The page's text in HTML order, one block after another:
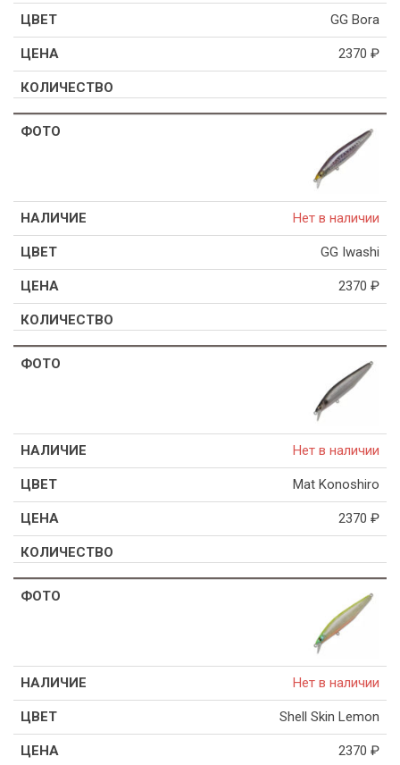
GG Bora
2370 ₽
Нет в наличии
GG Iwashi
2370 ₽
Нет в наличии
Mat Konoshiro
2370 ₽
Нет в наличии
Shell Skin Lemon
2370 ₽